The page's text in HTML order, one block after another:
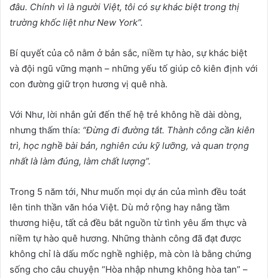
đâu. Chính vì là người Việt, tôi có sựkhác biệt trong thị
trường khốc liệt nhưNew York”.
Bí quyết của cô nằm ở bản sắc, niềm tự hào, sự khác biệt
và đội ngũ vững mạnh – những yếu tố giúp cô kiên định với
con đường giữ trọn hương vị quê nhà.
Với Như, lời nhắn gửi đến thế hệ trẻ không hề dài dòng,
nhưng thấm thía: “Đừng đi đường tắt. Thành công cần kiên
trì, học nghề bài bản, nghiên cứu kỹlưỡng, và quan trọng
nhất là làm đúng, làm chất lượng”.
Trong 5 năm tới, Như muốn mọi dự án của mình đều toát
lên tinh thần văn hóa Việt. Dù mở rộng hay nâng tầm
thương hiệu, tất cả đều bắt nguồn từ tình yêu ẩm thực và
niềm tự hào quê hương. Những thành công đã đạt được
không chỉ là dấu mốc nghề nghiệp, mà còn là bằng chứng
sống cho câu chuyện “Hòa nhập nhưng không hòa tan” –